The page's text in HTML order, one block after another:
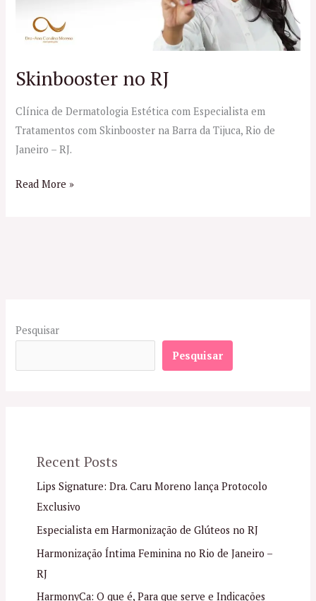
Skinbooster no RJ
Clínica de Dermatologia Estética com Especialista em
Tratamentos com Skinbooster na Barra da Tijuca, Rio de
Janeiro – RJ.
Read More »
Pesquisar
Pesquisar
Recent Posts
Lips Signature: Dra. Caru Moreno lança Protocolo
Exclusivo
Especialista em Harmonização de Glúteos no RJ
Harmonização Íntima Feminina no Rio de Janeiro –
RJ
HarmonyCa: O que é, Para que serve e Indicações